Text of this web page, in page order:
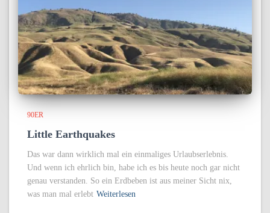
90ER
Little Earthquakes
Das war dann wirklich mal ein einmaliges Urlaubserlebnis.
Und wenn ich ehrlich bin, habe ich es bis heute noch gar nicht
genau verstanden. So ein Erdbeben ist aus meiner Sicht nix,
was man mal erlebt Weiterlesen